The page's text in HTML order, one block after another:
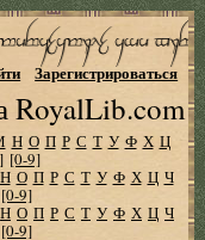
RoyalLib.com
Зарегистрироваться
Н О П Р С Т У Ф Х Ц
[0-9]
Н О П Р С Т У Ф Х Ц Ч
[0-9]
Н О П Р С Т У Ф Х Ц Ч
[0-9]